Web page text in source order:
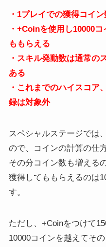
・1プレイでの獲得コイ
・+Coinを使用し10000
ももらえる
・スキル発動数は通常の
ある
・これまでのハイスコア
録は対象外
スペシャルステージでは
ので、コインの計算の仕
その分コイン数も増える
獲得してももらえるのは
す。
ただし、+Coinをつけて
10000コインを越えてそ